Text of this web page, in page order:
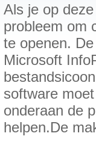
Als je op
probleem om
te openen.
Microsoft
software
onderaan de
helpen.De